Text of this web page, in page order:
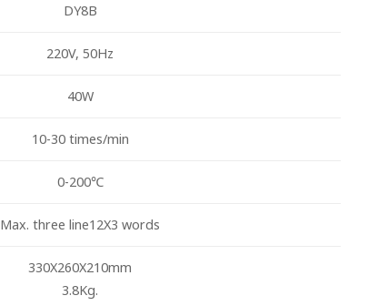
DY8B
220V, 50Hz
40W
10-30 times/min
0-200℃
Max. three line12X3 words
330X260X210mm
3.8Kg.